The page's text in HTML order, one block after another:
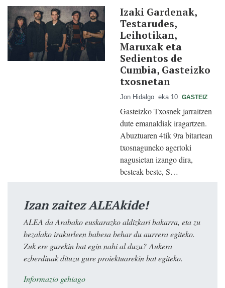
Izaki Gardenak,
Testarudes,
Leihotikan,
Maruxak eta
Sedientos de
Cumbia, Gasteizko
txosnetan
Jon Hidalgo eka 10 GASTEIZ
Gasteizko Txosnek jarraitzen
dute emanaldiak iragartzen.
Abuztuaren 4tik 9ra bitartean
txosnaguneko agertoki
nagusietan izango dira,
besteak beste, S…
Izan zaitez ALEAkide!
ALEA da Arabako euskarazko aldizkari bakarra, eta zu
bezalako irakurleen babesa behar du aurrera egiteko.
Zuk ere gurekin bat egin nahi al duzu? Aukera
ezberdinak dituzu gure proiektuarekin bat egiteko.
Informazio gehiago